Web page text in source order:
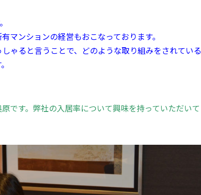
マンションの経営もおこなっております。
ゃると言うことで、どのような取り組みをされている
です。弊社の入居率について興味を持っていただいて